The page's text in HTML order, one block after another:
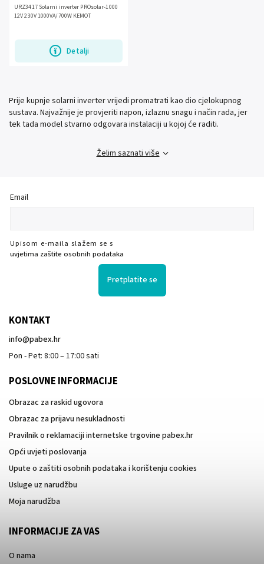
Detalji
URZ3417 Solarni inverter PROsolar-1000
12V 230V 1000VA/700W KEMOT
Prije kupnje solarni inverter vrijedi promatrati kao dio cjelokupnog
sustava. Najvažnije je provjeriti napon, izlaznu snagu i način rada, jer
tek tada model stvarno odgovara instalaciji u kojoj će raditi.
Želim saznati više
Email
Upisom e-maila slažem se s
uvjetima zaštite osobnih podataka
Pretplatite se
KONTAKT
info@pabex.hr
Pon - Pet: 8:00 – 17:00 sati
POSLOVNE INFORMACIJE
Obrazac za raskid ugovora
Obrazac za prijavu nesukladnosti
Pravilnik o reklamaciji internetske trgovine pabex.hr
Opći uvjeti poslovanja
Upute o zaštiti osobnih podataka i korištenju cookies
Usluge uz narudžbu
Moja narudžba
INFORMACIJE ZA VAS
O nama